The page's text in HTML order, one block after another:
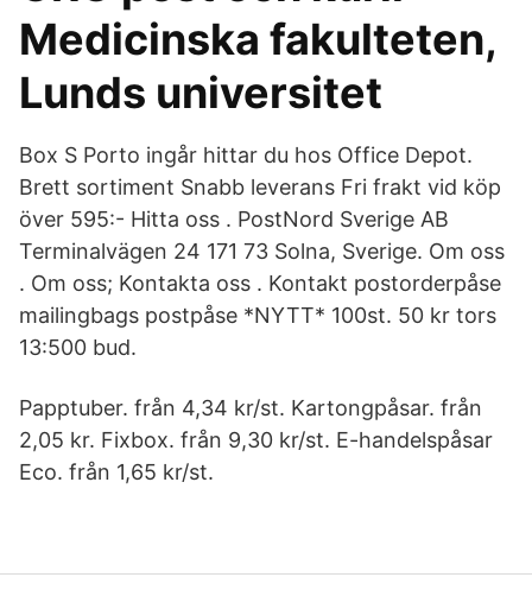
Medicinska fakulteten,
Lunds universitet
Box S Porto ingår hittar du hos Office Depot.
Brett sortiment Snabb leverans Fri frakt vid köp
över 595:- Hitta oss . PostNord Sverige AB
Terminalvägen 24 171 73 Solna, Sverige. Om oss
. Om oss; Kontakta oss . Kontakt postorderpåse
mailingbags postpåse *NYTT* 100st. 50 kr tors
13:500 bud.
Papptuber. från 4,34 kr/st. Kartongpåsar. från
2,05 kr. Fixbox. från 9,30 kr/st. E-handelspåsar
Eco. från 1,65 kr/st.